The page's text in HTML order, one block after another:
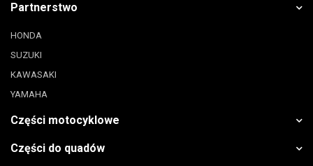
Partnerstwo
HONDA
SUZUKI
KAWASAKI
YAMAHA
Części motocyklowe
Części do quadów